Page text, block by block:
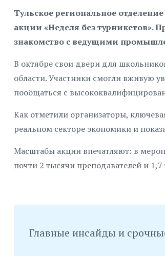
Тульское региональное
акции «Неделя без
знакомство с ведущими
В октябре свои двери для
области. Участники смогли вживую
пообщаться с
Как отметили организаторы,
реальном секторе экономики и
Масштабы акции впечатляют: в
почти 2 тысячи преподавателей и
Главные инсайды и